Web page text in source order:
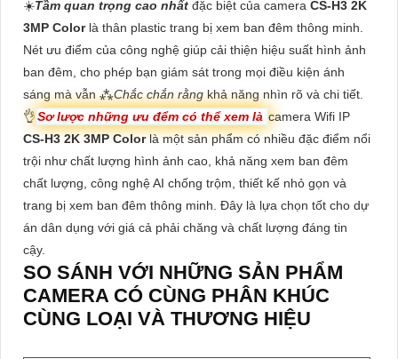
☀️Tầm quan trọng cao nhất đặc biệt của camera CS-H3 2K
3MP Color là thân plastic trang bị xem ban đêm thông minh.
Nét ưu điểm của công nghệ giúp cải thiện hiệu suất hình ảnh
ban đêm, cho phép bạn giám sát trong mọi điều kiện ánh
sáng mà vẫn ⁂Chắc chắn rằngkhả năng nhìn rõ và chi tiết.
👌Sơ lược những ưu đểm có thể xem là camera Wifi IP
CS-H3 2K 3MP Colorlà một sản phẩm có nhiều đặc điểm nổi
trội như chất lượng hình ảnh cao, khả năng xem ban đêm
chất lượng, công nghệ AI chống trộm, thiết kế nhỏ gọn và
trang bị xem ban đêm thông minh. Đây là lựa chọn tốt cho dự
án dân dụng với giá cả phải chăng và chất lượng đáng tin
cậy.
SO SÁNH VỚI NHỮNG SẢN PHẨM
CAMERA CÓ CÙNG PHÂN KHÚC
CÙNG LOẠI VÀ THƯƠNG HIỆU